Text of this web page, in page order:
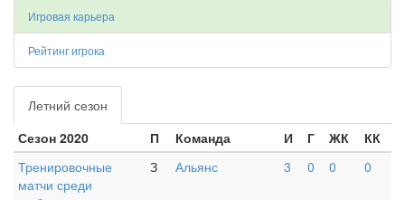
Игровая карьера
Рейтинг игрока
Летний сезон
Сезон 2020
П Команда И Г ЖК
КК
Тренировочные
матчи среди
З Альянс 3 0 0 0